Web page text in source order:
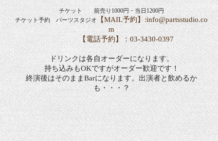
チケット 前売り1000円・当日 1200円
チケット予約 パーツスタジオ 【MAIL予約】:info@partsstudio.co
m
【電話予約】：03-3430-0397
ドリンクは各自オーダーになります。
持ち込みもOKですがオーダー歓迎です！
終演後はそのままBarになります。出演者と飲めるか
も・・・？